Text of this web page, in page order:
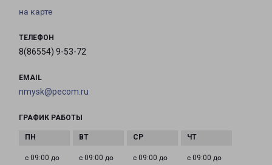
на карте
ТЕЛЕФОН
8(86554) 9-53-72
EMAIL
nmysk@pecom.ru
ГРАФИК РАБОТЫ
с 09:00 до с 09:00 до с 09:00 до с 09:00 до